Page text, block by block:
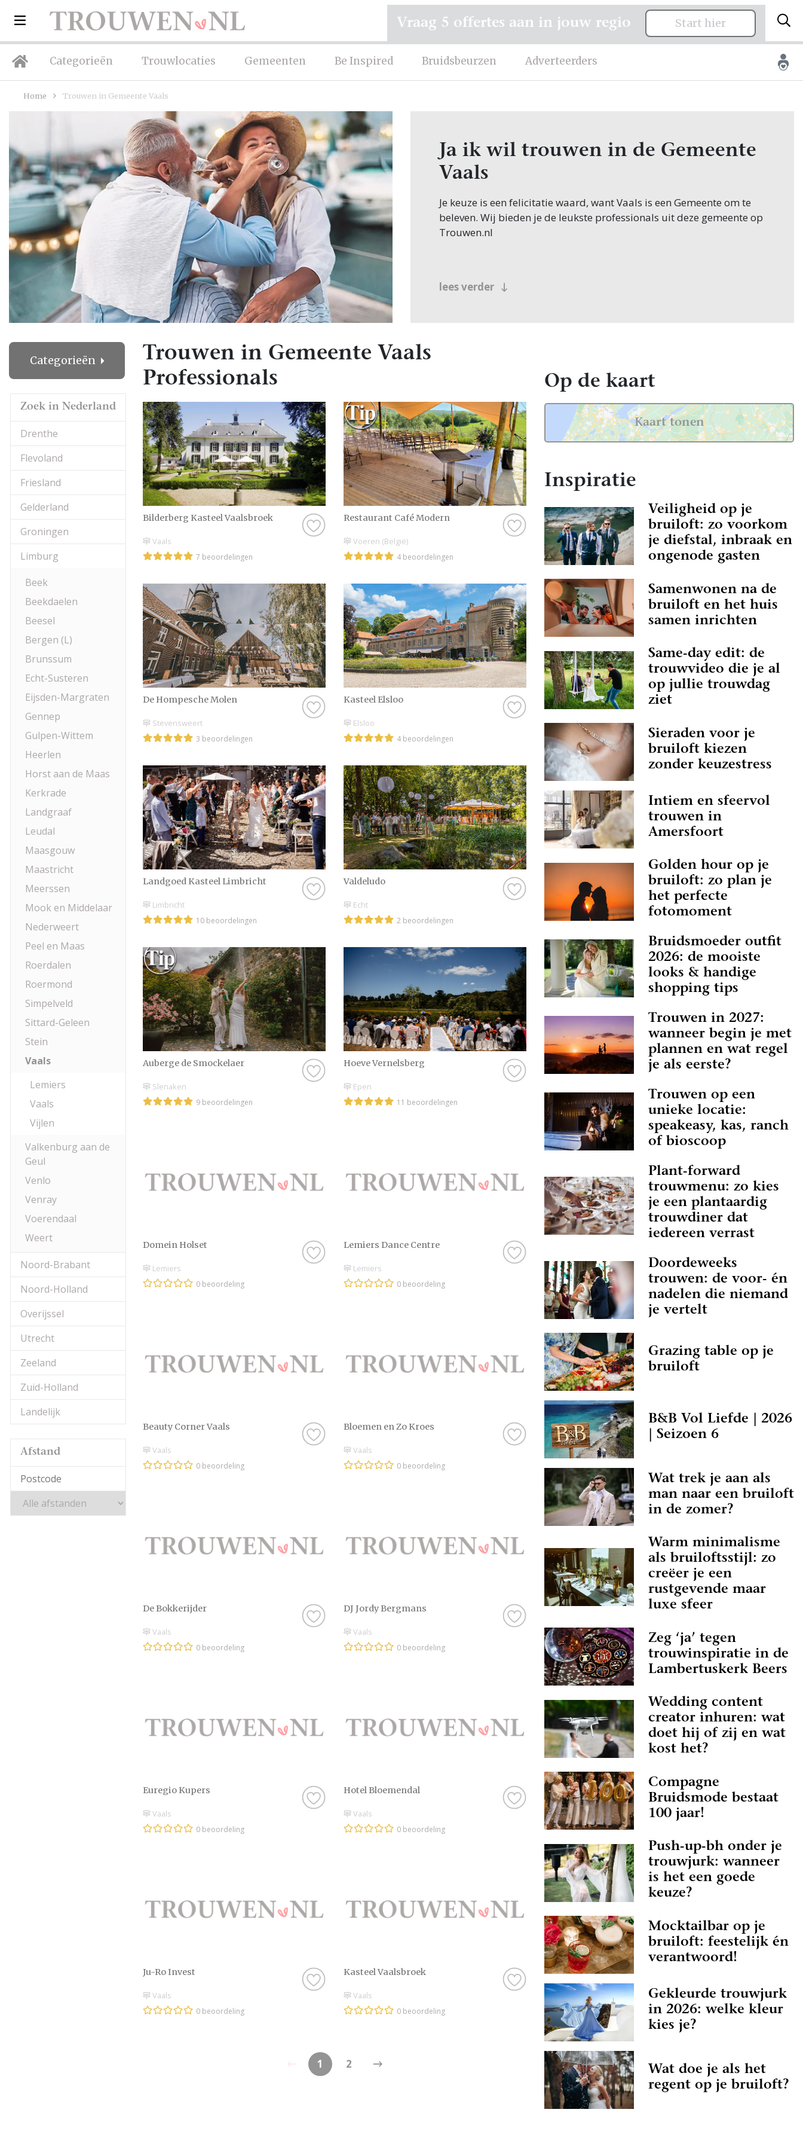
Categorieën Trouwlocaties Gemeenten Be Inspired Bruidsbeurzen Adverteerders
Vraag 5 offertes aan in jouw regio Start hier
Home Trouwen in Gemeente Vaals
Ja ik wil trouwen in de Gemeente
Vaals
Je keuze is een felicitatie waard, want Vaals is een Gemeente om te
beleven. Wij bieden je de leukste professionals uit deze gemeente op
Trouwen.nl
lees verder
Categorieën
Zoek in Nederland
Drenthe
Flevoland
Friesland
Gelderland
Groningen
Limburg
Beek
Beekdaelen
Beesel
Bergen (L)
Brunssum
Echt-Susteren
Eijsden-Margraten
Gennep
Gulpen-Wittem
Heerlen
Horst aan de Maas
Kerkrade
Landgraaf
Leudal
Maasgouw
Maastricht
Meerssen
Mook en Middelaar
Nederweert
Peel en Maas
Roerdalen
Roermond
Simpelveld
Sittard-Geleen
Stein
Vaals
Lemiers
Vaals
Vijlen
Valkenburg aan de
Geul
Venlo
Venray
Voerendaal
Weert
Noord-Brabant
Noord-Holland
Overijssel
Utrecht
Zeeland
Zuid-Holland
Landelijk
Afstand
Trouwen in Gemeente Vaals
Professionals
Bilderberg Kasteel Vaalsbroek
Vaals
7 beoordelingen
Restaurant Café Modern
Voeren (België)
4 beoordelingen
De Hompesche Molen
Stevensweert
3 beoordelingen
Kasteel Elsloo
Elsloo
4 beoordelingen
Landgoed Kasteel Limbricht
Limbricht
10 beoordelingen
Valdeludo
Echt
2 beoordelingen
Auberge de Smockelaer
Slenaken
9 beoordelingen
Hoeve Vernelsberg
Epen
11 beoordelingen
Domein Holset
Lemiers
0 beoordeling
Lemiers Dance Centre
Lemiers
0 beoordeling
Beauty Corner Vaals
Vaals
0 beoordeling
Bloemen en Zo Kroes
Vaals
0 beoordeling
De Bokkerijder
Vaals
0 beoordeling
DJ Jordy Bergmans
Vaals
0 beoordeling
Euregio Kupers
Vaals
0 beoordeling
Hotel Bloemendal
Vaals
0 beoordeling
Ju-Ro Invest
Vaals
0 beoordeling
Kasteel Vaalsbroek
Vaals
0 beoordeling
1 2
Op de kaart
Kaart tonen
Inspiratie
Veiligheid op je
bruiloft: zo voorkom
je diefstal, inbraak en
ongenode gasten
Samenwonen na de
bruiloft en het huis
samen inrichten
Same-day edit: de
trouwvideo die je al
op jullie trouwdag
ziet
Sieraden voor je
bruiloft kiezen
zonder keuzestress
Intiem en sfeervol
trouwen in
Amersfoort
Golden hour op je
bruiloft: zo plan je
het perfecte
fotomoment
Bruidsmoeder outfit
2026: de mooiste
looks & handige
shopping tips
Trouwen in 2027:
wanneer begin je met
plannen en wat regel
je als eerste?
Trouwen op een
unieke locatie:
speakeasy, kas, ranch
of bioscoop
Plant-forward
trouwmenu: zo kies
je een plantaardig
trouwdiner dat
iedereen verrast
Doordeweeks
trouwen: de voor- én
nadelen die niemand
je vertelt
Grazing table op je
bruiloft
B&B Vol Liefde | 2026
| Seizoen 6
Wat trek je aan als
man naar een bruiloft
in de zomer?
Warm minimalisme
als bruiloftsstijl: zo
creëer je een
rustgevende maar
luxe sfeer
Zeg ‘ja’ tegen
trouwinspiratie in de
Lambertuskerk Beers
Wedding content
creator inhuren: wat
doet hij of zij en wat
kost het?
Compagne
Bruidsmode bestaat
100 jaar!
Push-up-bh onder je
trouwjurk: wanneer
is het een goede
keuze?
Mocktailbar op je
bruiloft: feestelijk én
verantwoord!
Gekleurde trouwjurk
in 2026: welke kleur
kies je?
Wat doe je als het
regent op je bruiloft?